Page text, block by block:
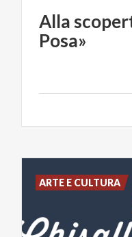
Alla
Posa»
ARTE E CULTURA